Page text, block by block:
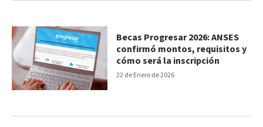
22 de Enero de 2026
Becas Progresar 2026: ANSES
confirmó montos, requisitos y
cómo será la inscripción